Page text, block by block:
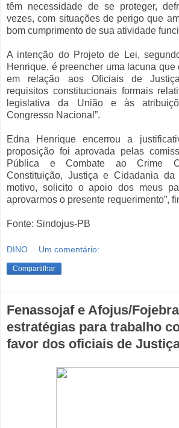
têm necessidade de se proteger,
vezes, com situações de perigo que
bom cumprimento de sua atividade
A intenção do Projeto de Lei,
Henrique, é preencher uma lacuna
em relação aos Oficiais de
requisitos constitucionais formais
legislativa da União e às
Congresso Nacional”.
Edna Henrique encerrou a
proposição foi aprovada pelas
Pública e Combate ao Crime
Constituição, Justiça e Cidadania da
motivo, solicito o apoio dos meus
aprovarmos o presente requerimento”,
Fonte: Sindojus-PB
DINO Um comentário:
Compartilhar
Fenassojaf e Afojus/
estratégias para trabalho
favor dos oficiais de